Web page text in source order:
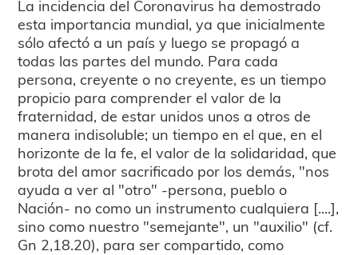
La incidencia del Coronavirus ha demostrado
esta importancia mundial, ya que inicialmente
sólo afectó a un país y luego se propagó a
todas las partes del mundo. Para cada
persona, creyente o no creyente, es un tiempo
propicio para comprender el valor de la
fraternidad, de estar unidos unos a otros de
manera indisoluble; un tiempo en el que, en el
horizonte de la fe, el valor de la solidaridad, que
brota del amor sacrificado por los demás, "nos
ayuda a ver al "otro" -persona, pueblo o
Nación- no como un instrumento cualquiera [....],
sino como nuestro "semejante", un "auxilio" (cf.
Gn 2,18.20), para ser compartido, como